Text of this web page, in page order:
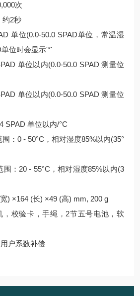
次
2秒
单位(0.0-50.0 SPAD单位，常温湿
位时会显示'*'
单位以内(0.0-50.0 SPAD 测量位
单位以内(0.0-50.0 SPAD 测量位
单位以内/°C
0 - 50°C，相对湿度85%以内(35°
：20 - 55°C，相对湿度85%以内(3
×164 (长) ×49 (高) mm, 200 g
校验卡，手绳，2节五号电池，软
户系数补偿